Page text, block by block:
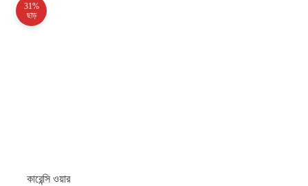
31%
ছাড়
কারেন্সি ওয়ার